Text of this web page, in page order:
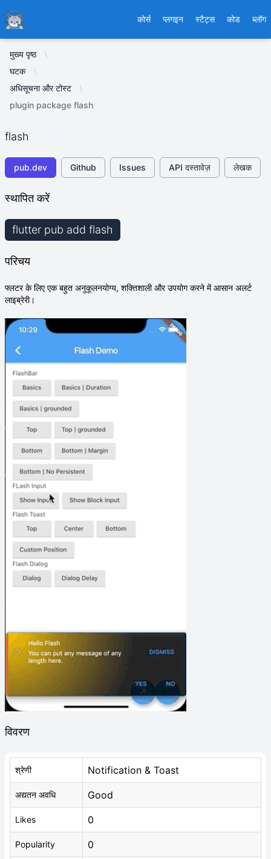
Ducafecat कोर्स प्लगइन स्टैट्स कोड ब्लॉग
मुख्य पृष्ठ
घटक
अधिसूचना और टोस्ट
plugin package flash
flash
pub.dev Github Issues API दस्तावेज़ लेखक
स्थापित करें
flutter pub add flash
परिचय
फ्लटर के लिए एक बहुत अनुकूलनयोग्य, शक्तिशाली और उपयोग करने में आसान अलर्ट
लाइब्रेरी।
विवरण
श्रेणी Notification & Toast
अद्यतन अवधि Good
Likes 0
Popularity 0